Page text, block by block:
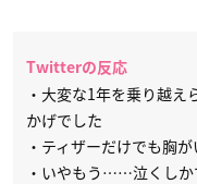
Twitterの反応
・大変な1年を乗り越え
かげでした
・ティザーだけでも胸
・いやもう……泣くし